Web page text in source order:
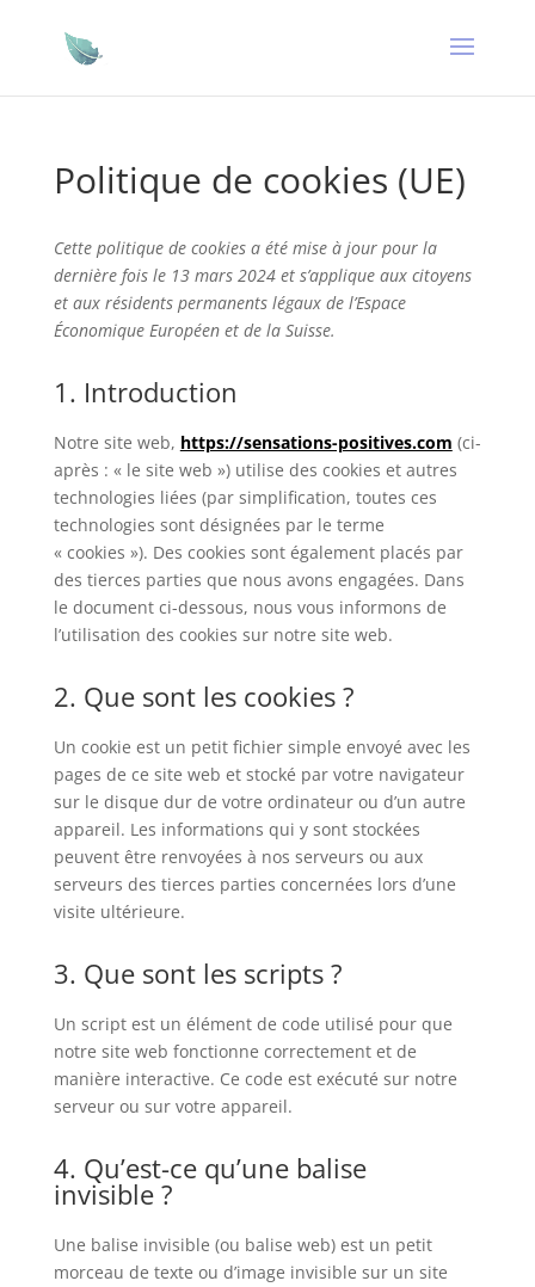
Politique de cookies (UE)
Cette politique de cookies a été mise à jour pour la
dernière fois le 13 mars 2024 et s’applique aux citoyens
et aux résidents permanents légaux de l’Espace
Économique Européen et de la Suisse.
1. Introduction
Notre site web, https://sensations-positives.com (ci-
après : « le site web ») utilise des cookies et autres
technologies liées (par simplification, toutes ces
technologies sont désignées par le terme
« cookies »). Des cookies sont également placés par
des tierces parties que nous avons engagées. Dans
le document ci-dessous, nous vous informons de
l’utilisation des cookies sur notre site web.
2. Que sont les cookies ?
Un cookie est un petit fichier simple envoyé avec les
pages de ce site web et stocké par votre navigateur
sur le disque dur de votre ordinateur ou d’un autre
appareil. Les informations qui y sont stockées
peuvent être renvoyées à nos serveurs ou aux
serveurs des tierces parties concernées lors d’une
visite ultérieure.
3. Que sont les scripts ?
Un script est un élément de code utilisé pour que
notre site web fonctionne correctement et de
manière interactive. Ce code est exécuté sur notre
serveur ou sur votre appareil.
4. Qu’est-ce qu’une balise
invisible ?
Une balise invisible (ou balise web) est un petit
morceau de texte ou d’image invisible sur un site